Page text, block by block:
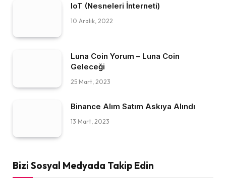
IoT (Nesneleri İnterneti)
10 Aralık, 2022
Luna Coin Yorum – Luna Coin
Geleceği
25 Mart, 2023
Binance Alım Satım Askıya Alındı
13 Mart, 2023
Bizi Sosyal Medyada Takip Edin